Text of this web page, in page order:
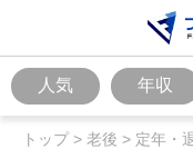
人気 年収
トップ> 老後 > 定年・